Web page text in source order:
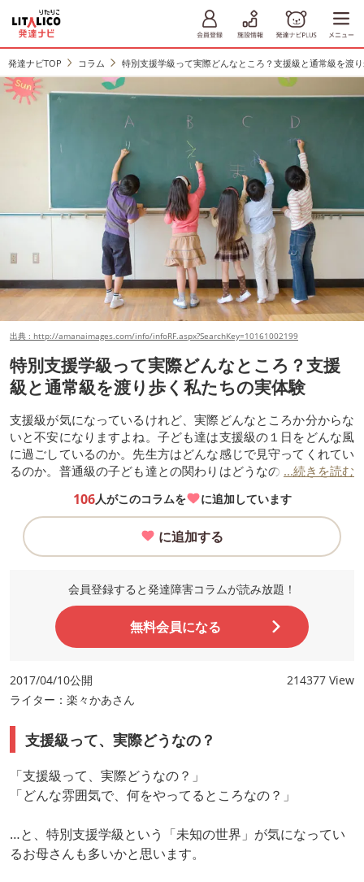
発達ナビTOP コラム 特別支援学級って実際どんなところ？支援級と通常級を渡
出典 : http://amanaimages.com/info/infoRF.aspx?SearchKey=10161002199
特別支援学級って実際どんなところ？支援
級と通常級を渡り歩く私たちの実体験
支援級が気になっているけれど、実際どんなところか分からな
いと不安になりますよね。子ども達は支援級の１日をどんな風
に過ごしているのか。先生方はどんな感じで見守ってくれてい
るのか。普通級の子ども達との関わりはどうなのか。気になる
報告します。
...続きを読む
106人がこのコラムを に追加しています
に追加する
会員登録すると発達障害コラムが読み放題！
無料会員になる
2017/04/10公開
214377 View
ライター：楽々かあさん
支援級って、実際どうなの？
「支援級って、実際どうなの？」
「どんな雰囲気で、何をやってるところなの？」
…と、特別支援学級という「未知の世界」が気になってい
るお母さんも多いかと思います。